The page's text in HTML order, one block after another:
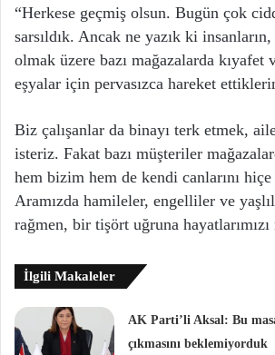
“Herkese geçmiş olsun. Bugün çok
sarsıldık. Ancak ne yazık ki
olmak üzere bazı mağazalarda kıyafet
eşyalar için pervasızca hareket
Biz çalışanlar da binayı terk etmek,
isteriz. Fakat bazı müşteriler
hem bizim hem de kendi canlarını hiçe
Aramızda hamileler, engelliler ve
rağmen, bir tişört uğruna hayatlarımızı
İlgili Makaleler
AK Parti’li Aksal: Bu
çıkmasını beklemiyorduk